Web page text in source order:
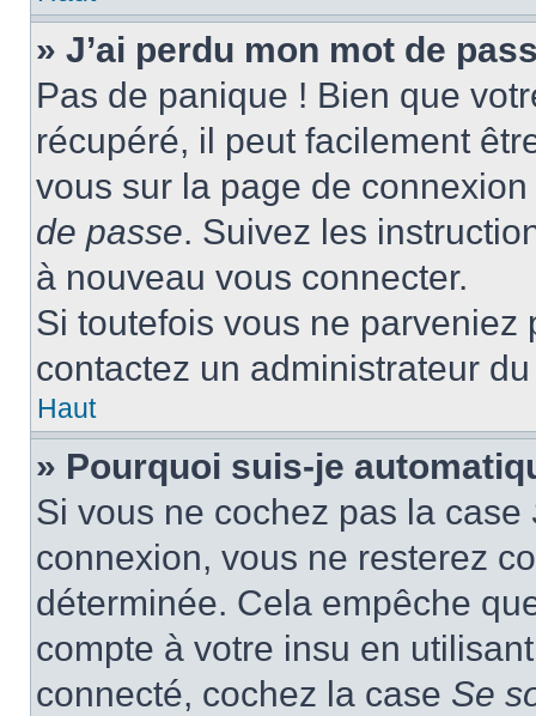
» J’ai perdu mon mot de
Pas de panique ! Bien que
récupéré, il peut facilement
vous sur la page de
de passe. Suivez les
à nouveau vous connecter.
Si toutefois vous ne
contactez un administrateur
Haut
» Pourquoi suis-je
Si vous ne cochez pas la case
connexion, vous ne resterez
déterminée. Cela empêche
compte à votre insu en
connecté, cochez la case Se